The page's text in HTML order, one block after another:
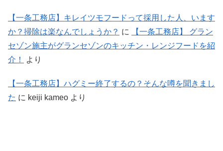
【一条工務店】キレイツモフードって採用した人、います
か？掃除は楽なんでしょうか？ に
【一条工務店】 グラン
セゾン施主がグランセゾンのキッチン・レンジフードを紹
介！
より
【一条工務店】ハグミー終了するの？そんな噂を聞きまし
た に keiji kameo より